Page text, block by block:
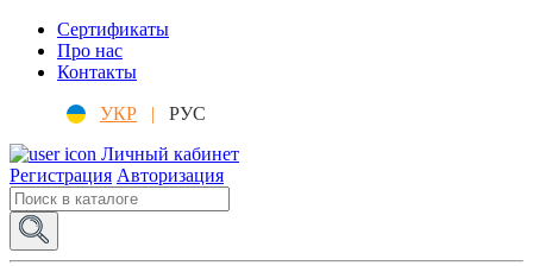
Сертификаты
Про нас
Контакты
УКР |
РУС
Личный кабинет
Регистрация Авторизация